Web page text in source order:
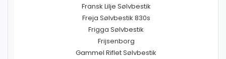
Fransk Lilje Sølvbestik
Freja Sølvbestik 830s
Frigga Sølvbestik
Frijsenborg
Gammel Riflet Sølvbestik